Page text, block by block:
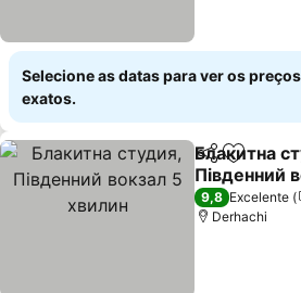
Selecione as datas para ver os preços
exatos.
Partilhar
Блакитна
Південний
хвилин
Ver preços
9,8 Excelente
Derhachi